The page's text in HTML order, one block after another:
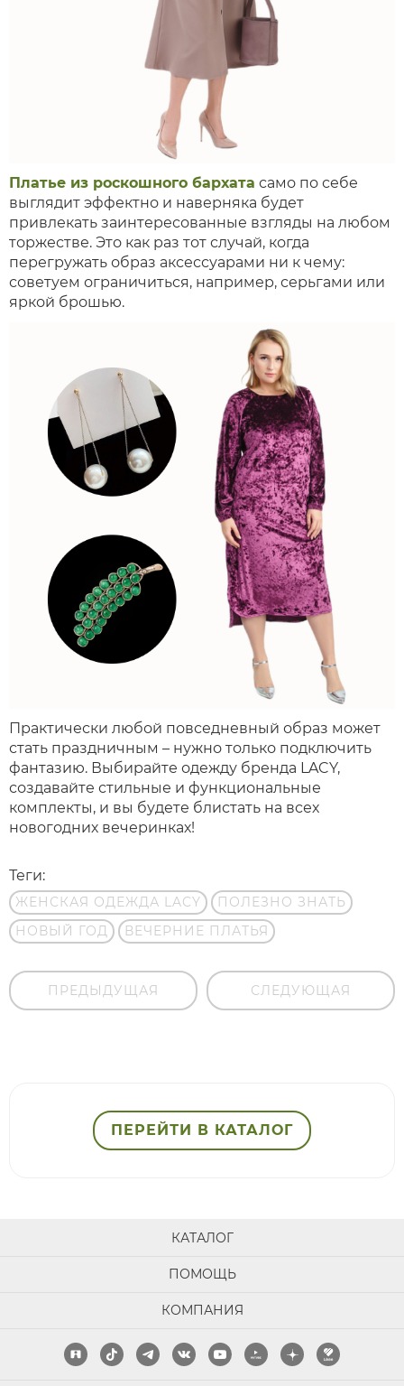
Платье из роскошного бархата само по себе
выглядит эффектно и наверняка будет
привлекать заинтересованные взгляды на любом
торжестве. Это как раз тот случай, когда
перегружать образ аксессуарами ни к чему:
советуем ограничиться, например, серьгами или
яркой брошью.
Практически любой повседневный образ может
стать праздничным – нужно только подключить
фантазию. Выбирайте одежду бренда LACY,
создавайте стильные и функциональные
комплекты, и вы будете блистать на всех
новогодних вечеринках!
Теги:
ЖЕНСКАЯ ОДЕЖДА LACY
ПОЛЕЗНО ЗНАТЬ
НОВЫЙ ГОД
ВЕЧЕРНИЕ ПЛАТЬЯ
ПРЕДЫДУЩАЯ СЛЕДУЮЩАЯ
ПЕРЕЙТИ В КАТАЛОГ
КАТАЛОГ
ПОМОЩЬ
КОМПАНИЯ